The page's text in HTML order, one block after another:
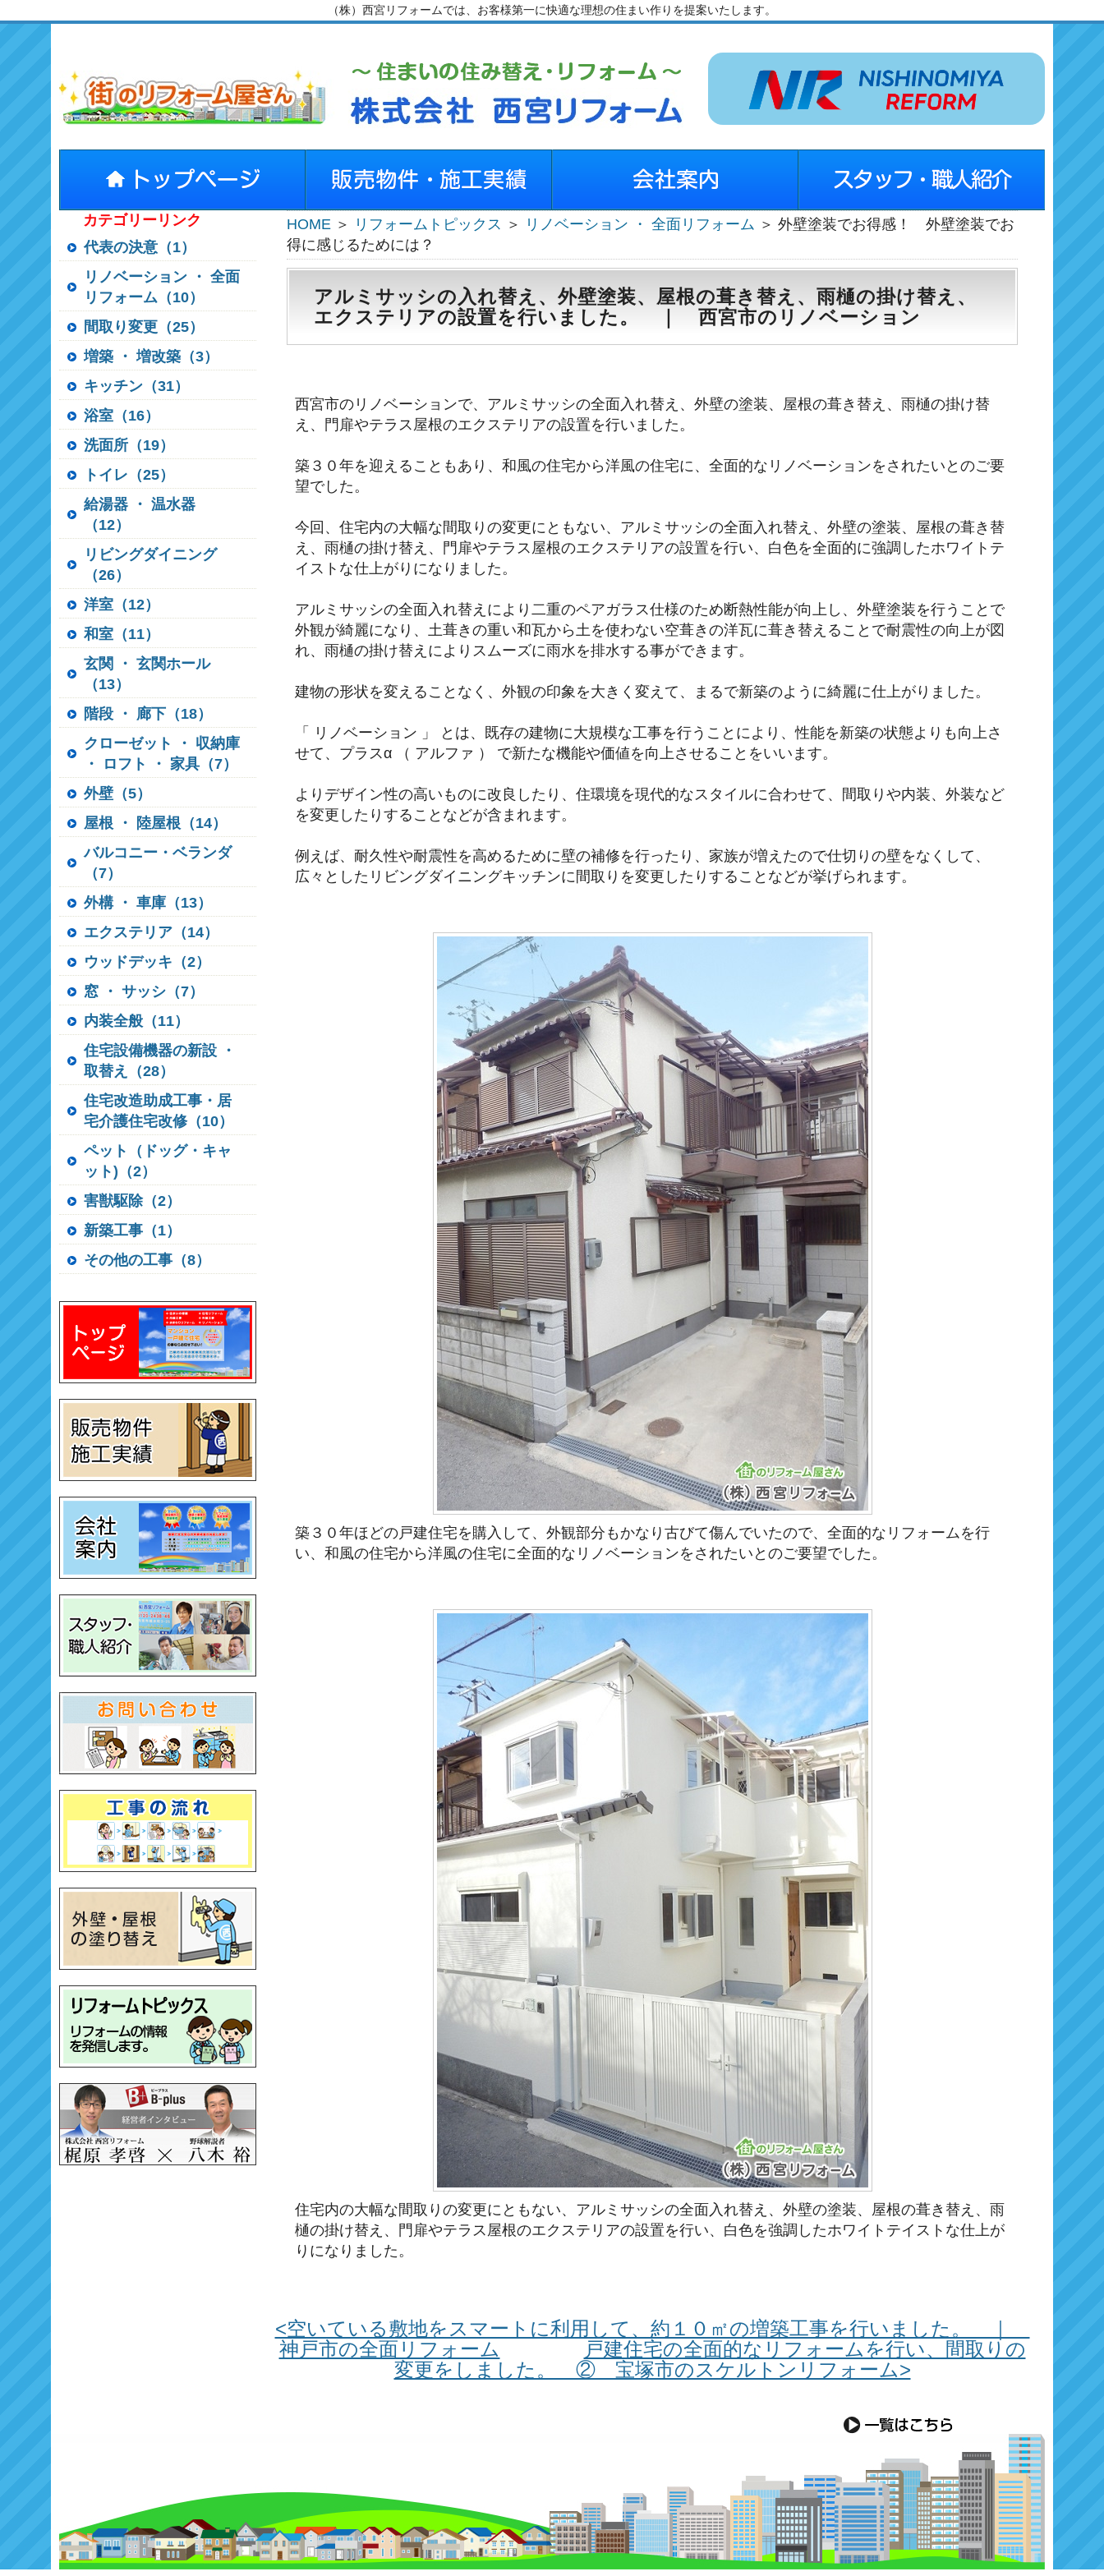
（株）西宮リフォームでは、お客様第一に快適な理想の住まい作りを提案いたします。
HOME ＞ リフォームトピックス ＞ リノベーション ・ 全面リフォーム ＞ 外壁塗装でお得感！ 外壁塗装でお
得に感じるためには？
アルミサッシの入れ替え、外壁塗装、屋根の葺き替え、雨樋の掛け替え、
エクステリアの設置を行いました。 ｜ 西宮市のリノベーション
西宮市のリノベーションで、アルミサッシの全面入れ替え、外壁の塗装、屋根の葺き替え、雨樋の掛け替
え、門扉やテラス屋根のエクステリアの設置を行いました。
築３０年を迎えることもあり、和風の住宅から洋風の住宅に、全面的なリノベーションをされたいとのご要
望でした。
今回、住宅内の大幅な間取りの変更にともない、アルミサッシの全面入れ替え、外壁の塗装、屋根の葺き替
え、雨樋の掛け替え、門扉やテラス屋根のエクステリアの設置を行い、白色を全面的に強調したホワイトテ
イストな仕上がりになりました。
アルミサッシの全面入れ替えにより二重のペアガラス仕様のため断熱性能が向上し、外壁塗装を行うことで
外観が綺麗になり、土葺きの重い和瓦から土を使わない空葺きの洋瓦に葺き替えることで耐震性の向上が図
れ、雨樋の掛け替えによりスムーズに雨水を排水する事ができます。
建物の形状を変えることなく、外観の印象を大きく変えて、まるで新築のように綺麗に仕上がりました。
「 リノベーション 」 とは、既存の建物に大規模な工事を行うことにより、性能を新築の状態よりも向上さ
せて、プラスα （ アルファ ） で新たな機能や価値を向上させることをいいます。
よりデザイン性の高いものに改良したり、住環境を現代的なスタイルに合わせて、間取りや内装、外装など
を変更したりすることなどが含まれます。
例えば、耐久性や耐震性を高めるために壁の補修を行ったり、家族が増えたので仕切りの壁をなくして、
広々としたリビングダイニングキッチンに間取りを変更したりすることなどが挙げられます。
築３０年ほどの戸建住宅を購入して、外観部分もかなり古びて傷んでいたので、全面的なリフォームを行
い、和風の住宅から洋風の住宅に全面的なリノベーションをされたいとのご要望でした。
住宅内の大幅な間取りの変更にともない、アルミサッシの全面入れ替え、外壁の塗装、屋根の葺き替え、雨
樋の掛け替え、門扉やテラス屋根のエクステリアの設置を行い、白色を強調したホワイトテイストな仕上が
りになりました。
<空いている敷地をスマートに利用して、約１０㎡の増築工事を行いました。 ｜
神戸市の全面リフォーム
戸建住宅の全面的なリフォームを行い、間取りの
変更をしました。 ② 宝塚市のスケルトンリフォーム>
カテゴリーリンク
代表の決意（1）
リノベーション ・ 全面
リフォーム（10）
間取り変更（25）
増築 ・ 増改築（3）
キッチン（31）
浴室（16）
洗面所（19）
トイレ（25）
給湯器 ・ 温水器
（12）
リビングダイニング
（26）
洋室（12）
和室（11）
玄関 ・ 玄関ホール
（13）
階段 ・ 廊下（18）
クローゼット ・ 収納庫
・ ロフト ・ 家具（7）
外壁（5）
屋根 ・ 陸屋根（14）
バルコニー・ベランダ
（7）
外構 ・ 車庫（13）
エクステリア（14）
ウッドデッキ（2）
窓 ・ サッシ（7）
内装全般（11）
住宅設備機器の新設 ・
取替え（28）
住宅改造助成工事・居
宅介護住宅改修（10）
ペット（ドッグ・キャ
ット)（2）
害獣駆除（2）
新築工事（1）
その他の工事（8）